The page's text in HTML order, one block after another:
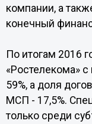
компании, а
конечный
По итогам 2016
«Ростелекома»
59%, а доля
МСП - 17,5%.
только среди